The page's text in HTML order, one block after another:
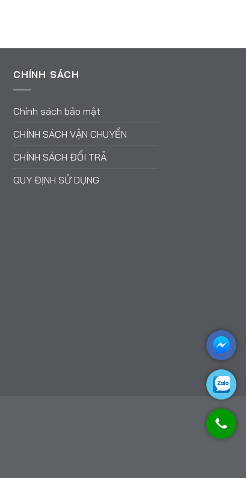
CHÍNH SÁCH
Chính sách bảo mật
CHÍNH SÁCH VẬN CHUYỂN
CHÍNH SÁCH ĐỔI TRẢ
QUY ĐỊNH SỬ DỤNG